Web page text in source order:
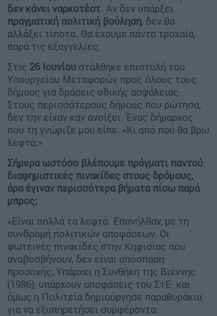
δεν κάνει ναρκοτέστ. Αν δεν υπάρξει
πραγματική πολιτική βούληση, δεν θα
αλλάξει τίποτα. Θα έχουμε πάντα τροχαία,
παρά τις εξαγγελίες.
Στις 26 Ιουνίου στάλθηκε επιστολή του
Υπουργείου Μεταφορών προς όλους τους
δήμους για δράσεις οδικής ασφάλειας.
Στους περισσότερους δήμους που ρώτησα,
δεν την είχαν καν ανοίξει. Ένας δήμαρχος
που τη γνώριζε μου είπε: «Κι από πού θα βρω
λεφτά;»
Σήμερα ωστόσο βλέπουμε πράγματι παντού
διαφημιστικές πινακίδες στους δρόμους,
άρα έγιναν περισσότερα βήματα πίσω παρά
μπρος;
«Είναι πολλά τα λεφτά. Επανήλθαν, με τη
συνδρομή πολιτικών αποφάσεων. Οι
φωτεινές πινακίδες στην Κηφισίας που
αναβοσβήνουν, δεν είναι απόσπαση
προσοχής; Υπάρχει η Συνθήκη της Βιέννης
(1986), υπάρχουν αποφάσεις του ΣτΕ· και
όμως η Πολιτεία δημιούργησε παραθυράκια
για να εξυπηρετήσει συμφέροντα.